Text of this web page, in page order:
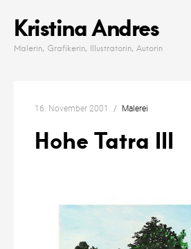
content
Kristina Andres
Malerin, Grafikerin, Illustratorin, Autorin
16. November 2001 Malerei
Hohe Tatra III